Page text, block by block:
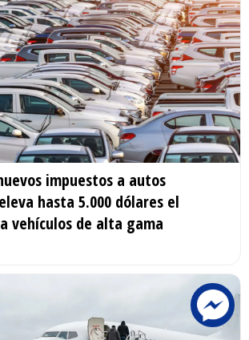
impuestos a autos
hasta 5.000 dólares el
vehículos de alta gama